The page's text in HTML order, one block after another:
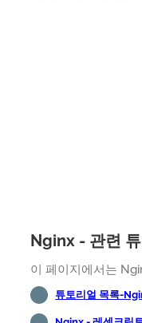
Nginx - 관련
이 페이지에서는
튜토리얼 목록-